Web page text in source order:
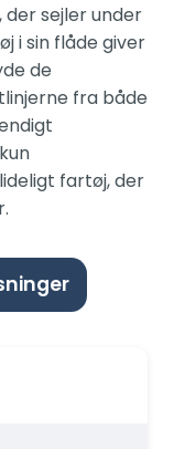
sejler under
i sin flåde giver
de
fra både
fartøj, der